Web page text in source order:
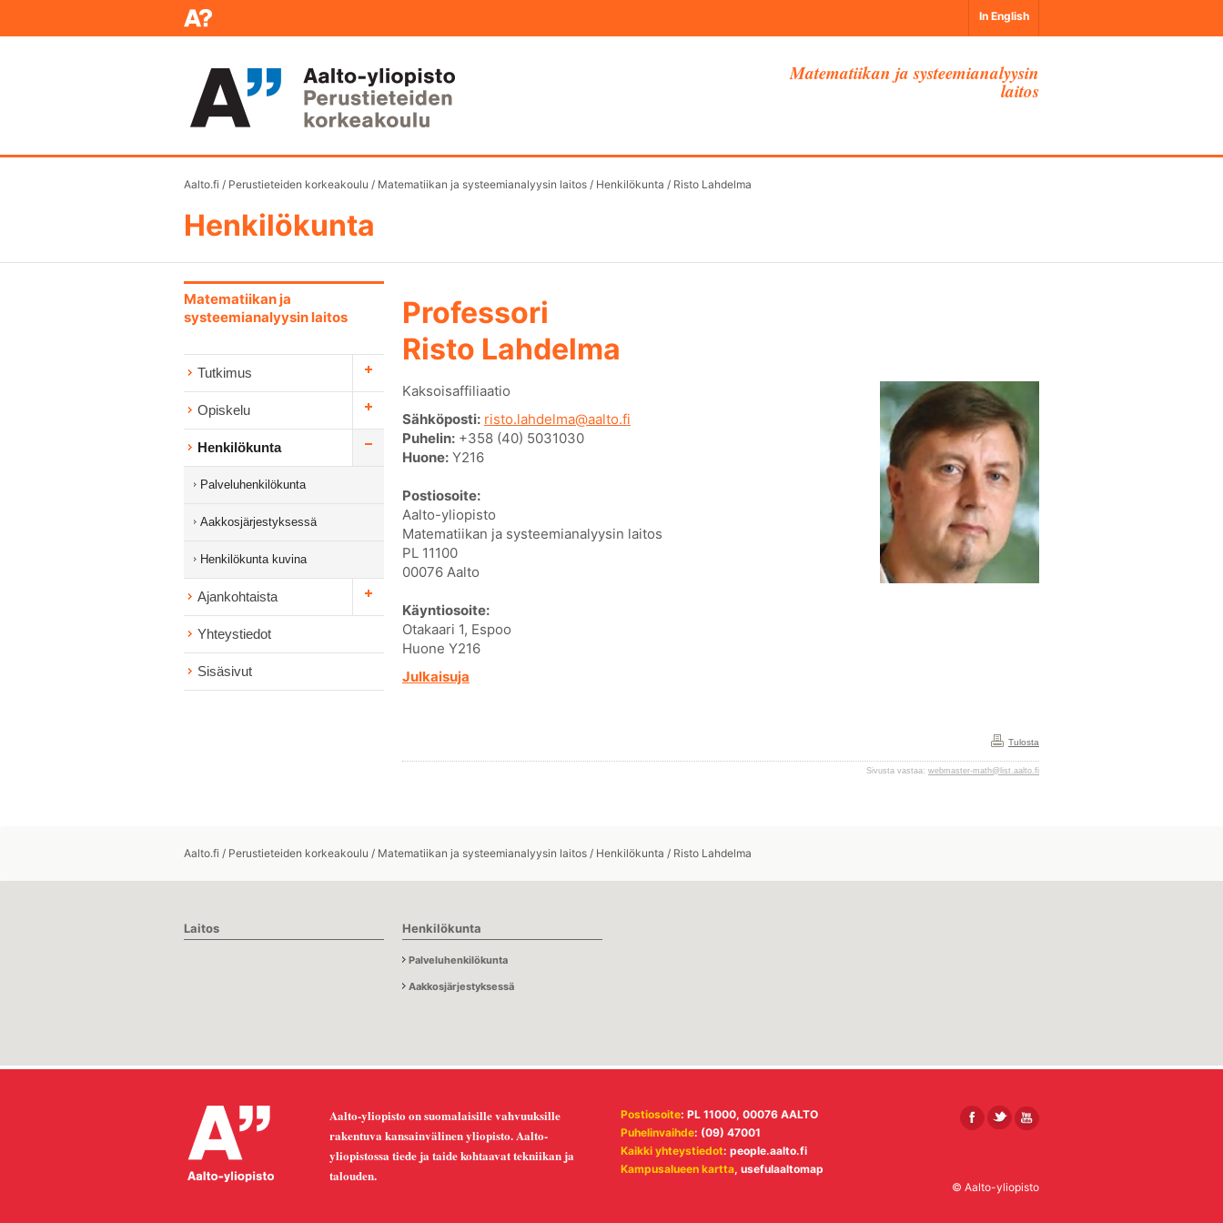
In English
Matematiikan ja systeemianalyysin
laitos
Aalto.fi / Perustieteiden korkeakoulu / Matematiikan ja systeemianalyysin laitos / Henkilökunta / Risto Lahdelma
Henkilökunta
Matematiikan ja
systeemianalyysin laitos
Tutkimus
Opiskelu
Henkilökunta
Palveluhenkilökunta
Aakkosjärjestyksessä
Henkilökunta kuvina
Ajankohtaista
Yhteystiedot
Sisäsivut
Professori
Risto Lahdelma
Kaksoisaffiliaatio
Sähköposti: risto.lahdelma@aalto.fi
Puhelin: +358 (40) 5031030
Huone: Y216
Postiosoite:
Aalto-yliopisto
Matematiikan ja systeemianalyysin laitos
PL 11100
00076 Aalto
Käyntiosoite:
Otakaari 1, Espoo
Huone Y216
Julkaisuja
Tulosta
Sivusta vastaa: webmaster-math@list.aalto.fi
Aalto.fi / Perustieteiden korkeakoulu / Matematiikan ja systeemianalyysin laitos / Henkilökunta / Risto Lahdelma
Laitos Henkilökunta
Palveluhenkilökunta
Aakkosjärjestyksessä
Aalto-yliopisto on suomalaisille vahvuuksille
rakentuva kansainvälinen yliopisto. Aalto-
yliopistossa tiede ja taide kohtaavat tekniikan ja
talouden.
Postiosoite: PL 11000, 00076 AALTO
Puhelinvaihde: (09) 47001
Kaikki yhteystiedot: people.aalto.fi
Kampusalueen kartta, usefulaaltomap
© Aalto-yliopisto